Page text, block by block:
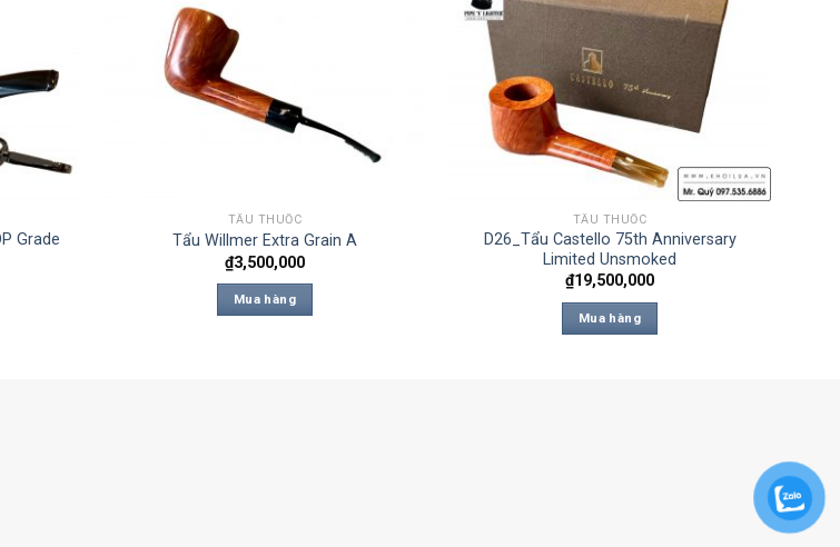
Grade
TẨU THUỐC
Tẩu Willmer Extra Grain A
₫3,500,000
Mua hàng
Add to
wishlist
TẨU THUỐC
D26_Tẩu Castello 75th Anniversary
Limited Unsmoked
₫19,500,000
Mua hàng